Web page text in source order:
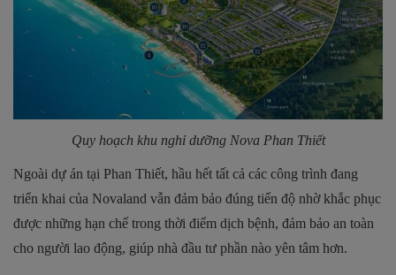
Quy hoạch khu nghỉ dưỡng Nova Phan Thiết
Ngoài dự án tại Phan Thiết, hầu hết tất cả các công trình đang
triển khai của Novaland vẫn đảm bảo đúng tiến độ nhờ khắc phục
được những hạn chế trong thời điểm dịch bệnh, đảm bảo an toàn
cho người lao động, giúp nhà đầu tư phần nào yên tâm hơn.